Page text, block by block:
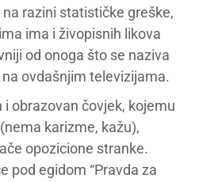
razini statističke greške,
ima i živopisnih likova
od onoga što se naziva
ovdašnjim televizijama.
obrazovan čovjek, kojemu
karizme, kažu),
opozicione stranke.
pod egidom “Pravda za